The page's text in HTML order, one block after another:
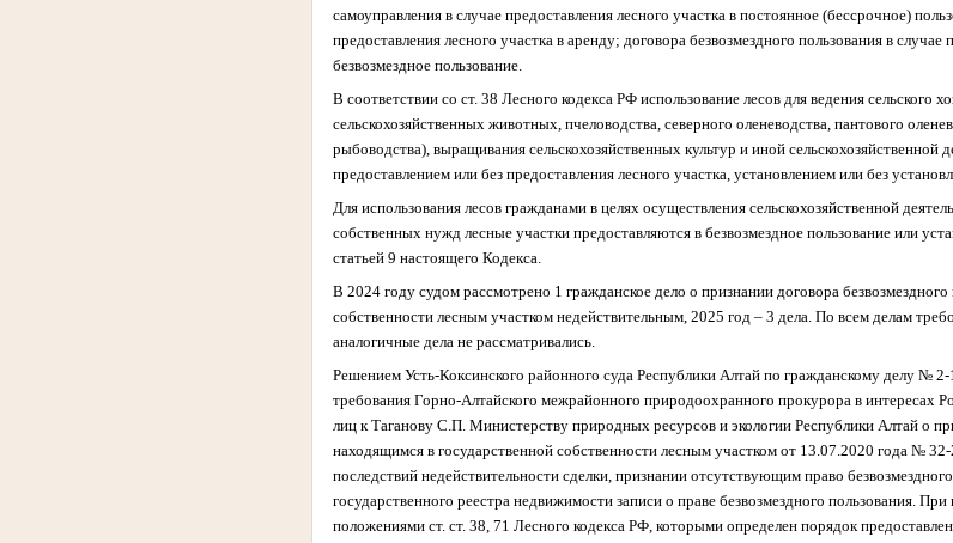
самоуправления в случае предоставления лесного участка в постоянное (бессрочное)
предоставления лесного участка в аренду; договора безвозмездного пользования в случае
безвозмездное пользование.
В соответствии со ст. 38 Лесного кодекса РФ использование лесов для ведения сельского
сельскохозяйственных животных, пчеловодства, северного оленеводства, пантового
рыбоводства), выращивания сельскохозяйственных культур и иной сельскохозяйственной
предоставлением или без предоставления лесного участка, установлением или без
Для использования лесов гражданами в целях осуществления сельскохозяйственной
собственных нужд лесные участки предоставляются в безвозмездное пользование или
статьей 9 настоящего Кодекса.
В 2024 году судом рассмотрено 1 гражданское дело о признании договора
собственности лесным участком недействительным, 2025 год – 3 дела. По всем делам
аналогичные дела не рассматривались.
Решением Усть-Коксинского районного суда Республики Алтай по гражданскому делу №
требования Горно-Алтайского межрайонного природоохранного прокурора в интересах
лиц к Таганову С.П. Министерству природных ресурсов и экологии Республики Алтай о
находящимся в государственной собственности лесным участком от 13.07.2020 года №
последствий недействительности сделки, признании отсутствующим право
государственного реестра недвижимости записи о праве безвозмездного пользования.
положениями ст. ст. 38, 71 Лесного кодекса РФ, которыми определен порядок